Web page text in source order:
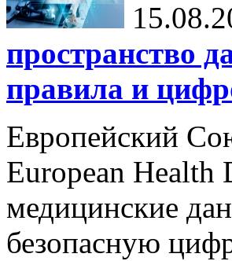
пространство
правила и
Европейский
European Health
медицинские
безопасную